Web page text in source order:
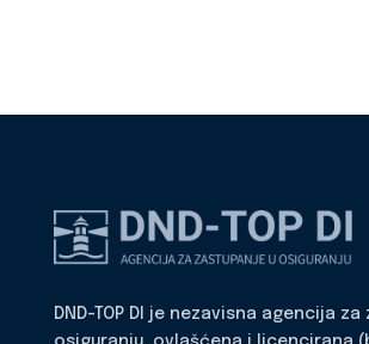
DND-TOP DI je nezavisna agencija